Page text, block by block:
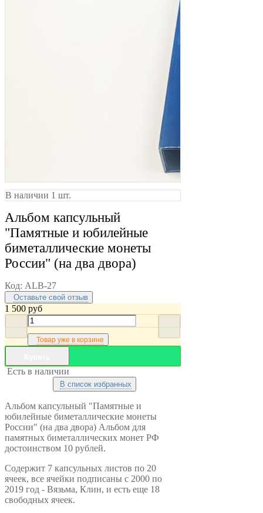
В наличии 1 шт.
Альбом капсульный
"Памятные и юбилейные
биметаллические монеты
России" (на два двора)
Код: ALB-27
Оставьте свой отзыв
1 500 руб
Товар уже в корзине
Есть в наличии
В список избранных
Альбом капсульный "Памятные и
юбилейные биметаллические монеты
России" (на два двора) Альбом для
памятных биметаллических монет РФ
достоинством 10 рублей.
Содержит 7 капсульных листов по 20
ячеек, все ячейки подписаны с 2000 по
2019 год - Вязьма, Клин, и есть еще 18
свободных ячеек.